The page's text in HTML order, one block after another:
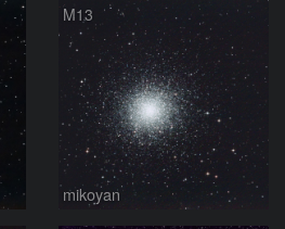
M13
mikoyan